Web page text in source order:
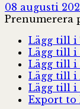
08 augusti
Prenumerera
Lägg till i
Lägg till i
Lägg till i
Lägg till i
Lägg till i
Export to